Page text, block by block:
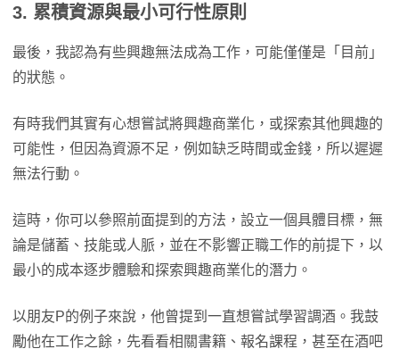
3. 累積資源與最小可行性原則
最後，我認為有些興趣無法成為工作，可能僅僅是「目前」
的狀態。
有時我們其實有心想嘗試將興趣商業化，或探索其他興趣的
可能性，但因為資源不足，例如缺乏時間或金錢，所以遲遲
無法行動。
這時，你可以參照前面提到的方法，設立一個具體目標，無
論是儲蓄、技能或人脈，並在不影響正職工作的前提下，以
最小的成本逐步體驗和探索興趣商業化的潛力。
以朋友P的例子來說，他曾提到一直想嘗試學習調酒。我鼓
勵他在工作之餘，先看看相關書籍、報名課程，甚至在酒吧